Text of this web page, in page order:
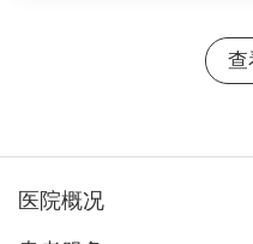
查
医院概况